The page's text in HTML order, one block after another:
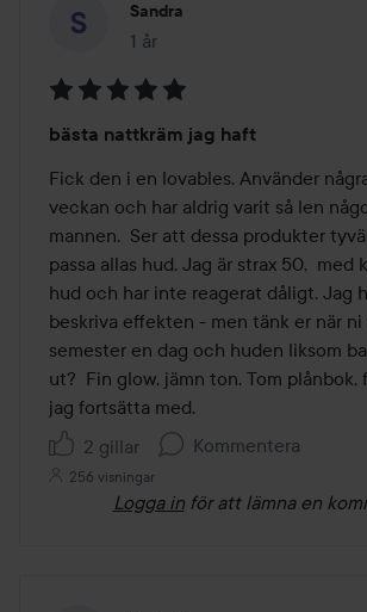
Sandra
1 år
Inlägget skapades 1 år
5
av
5
bästa nattkräm jag haft
Fick den i en lovables. Använder
veckan och har aldrig varit så len
mannen.  Ser att dessa produkter
passa allas hud. Jag är strax 50,  med
hud och har inte reagerat dåligt. Jag
beskriva effekten - men tänk er när ni
semester en dag och huden liksom
ut?  Fin glow, jämn ton. Tom plånbok,
jag fortsätta med.
2 gillar
Kommentera
256 visningar
Logga in för att lämna en